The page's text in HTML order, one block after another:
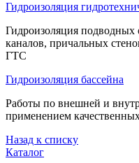
Гидроизоляция
Гидроизоляция
каналов, причальных
ГТС
Гидроизоляция бассейна
Работы по внешней и
применением
Назад к списку
Каталог